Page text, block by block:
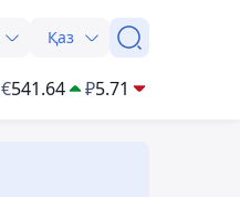
Қаз
€541.64 ₽5.71